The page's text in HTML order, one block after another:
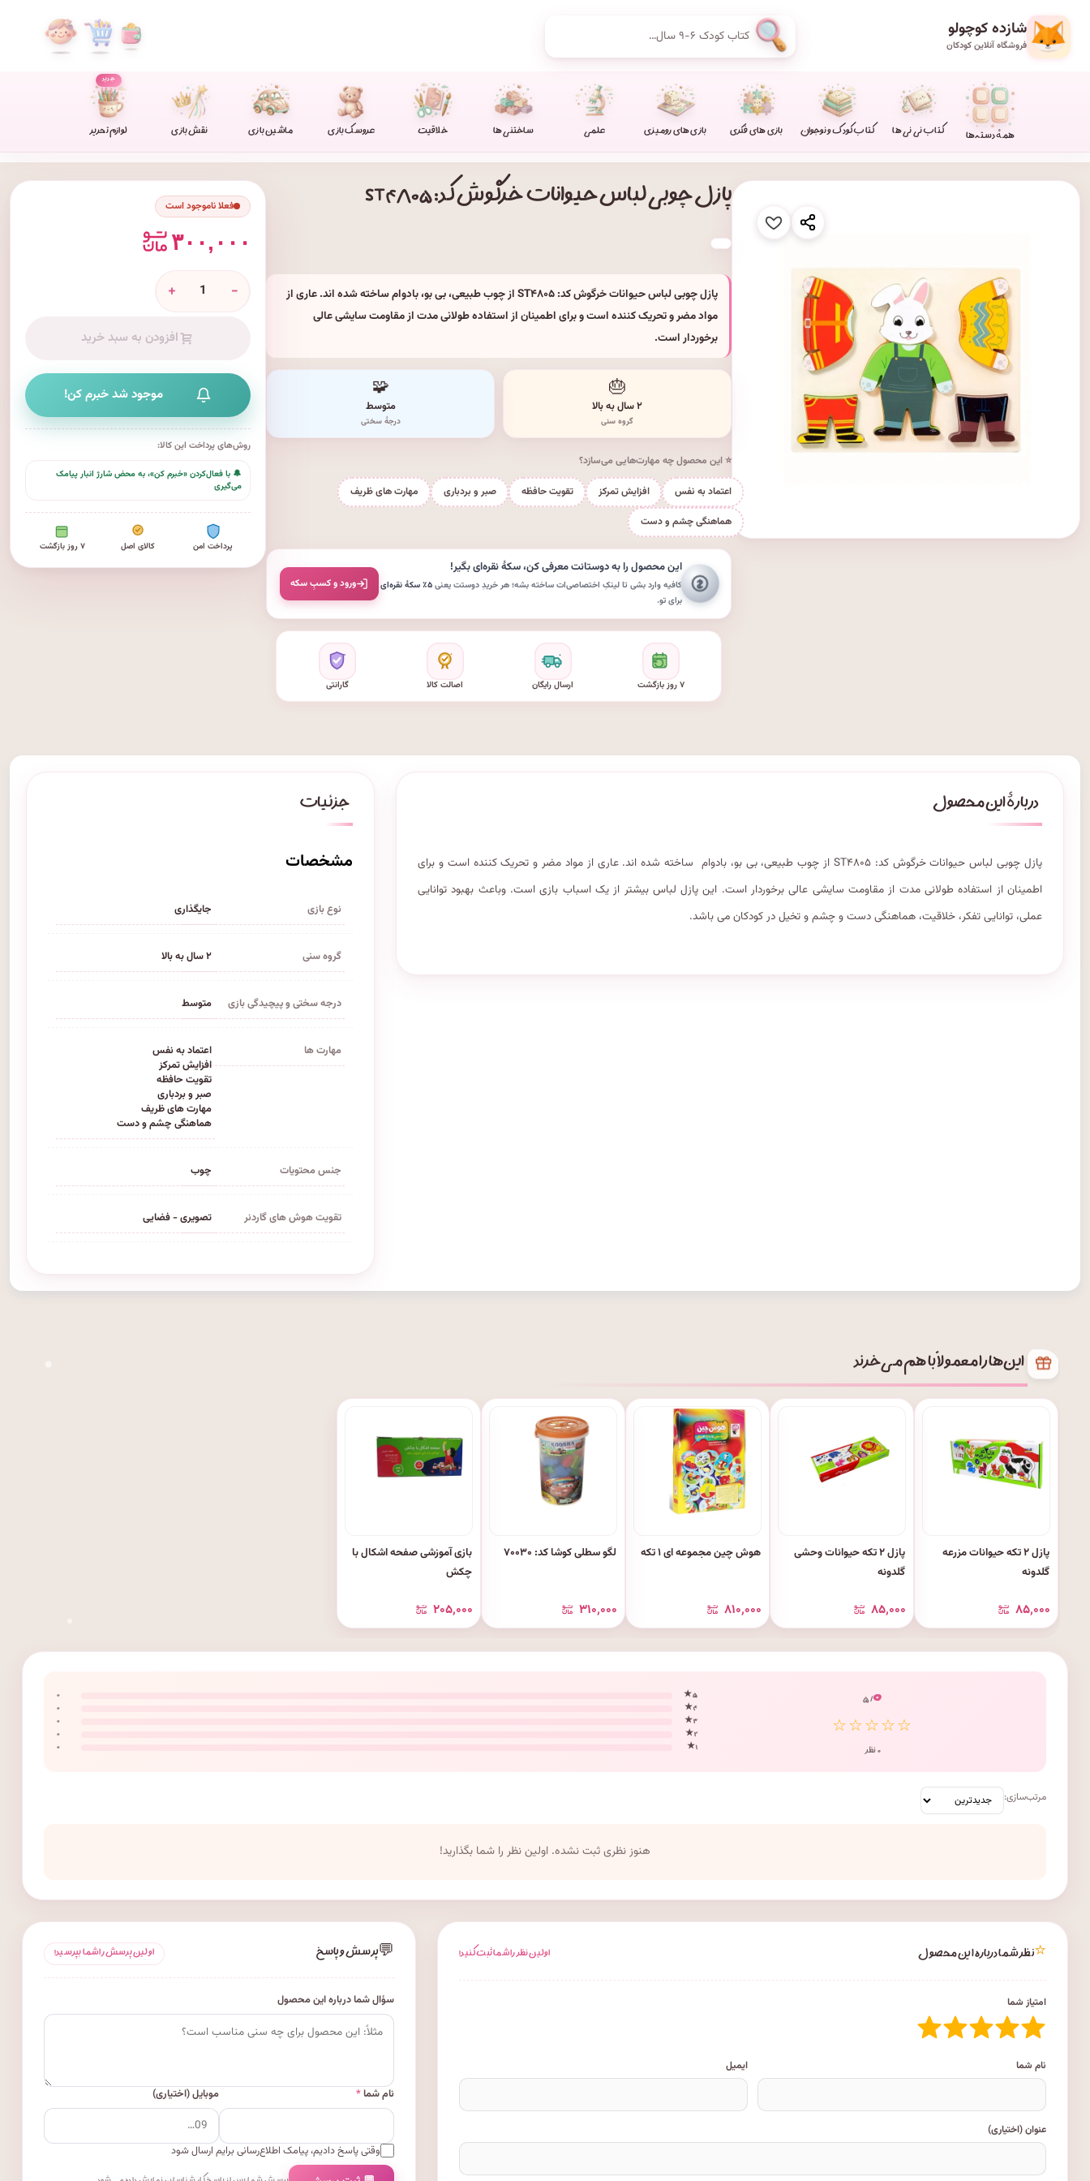
شازده کوچولو
فروشگاه آنلاین کودکان
همهٔ دسته‌ها کتاب نی نی ها کتاب کودک و نوجوان بازی های فکری بازی های رومیزی علمی ساختنی ها خلاقیت عروسک بازی ماشین بازی نقش بازی لوازم تحریر
جدید
پازل چوبی لباس حیوانات خرگوش کد: ST۴۸۰۵
پازل چوبی لباس حیوانات خرگوش کد: ST۴۸۰۵ از چوب طبیعی، بی بو، بادوام ساخته شده اند. عاری از
مواد مضر و تحریک کننده است و برای اطمینان از استفاده طولانی مدت از مقاومت سایشی عالی
برخوردار است.
🎂
۲ سال به بالا
گروه سنی
🧩
متوسط
درجهٔ سختی
⭐ این محصول چه مهارت‌هایی می‌سازد؟
اعتماد به نفس افزایش تمرکز تقویت حافظه صبر و بردباری مهارت های ظریف
هماهنگی چشم و دست
این محصول را به دوستانت معرفی کن،سکهٔ نقره‌ایبگیر!
کافیه وارد بشی تا لینکِ اختصاصی‌ات ساخته بشه؛ هر خریدِ دوستت یعنی۵٪ سکهٔ نقره‌ای
برای تو.
ورود و کسبِ سکه
۷ روز بازگشت ارسال رایگان اصالت کالا گارانتی
فعلا ناموجود است
۳۰۰,۰۰۰
-
+
افزودن به سبد خرید
موجود شد خبرم کن!
روش‌های پرداخت این کالا:
🔔 با فعال‌کردن «خبرم کن»، به محض شارژ انبار پیامک
می‌گیری
پرداخت امن کالای اصل ۷ روز بازگشت
پازل چوبی لباس حیوانات خرگوش کد: ST۴۸۰۵ از چوب طبیعی، بی بو، بادوام ساخته شده اند. عاری از مواد مضر و تحریک کننده است و برای
اطمینان از استفاده طولانی مدت از مقاومت سایشی عالی برخوردار است. این پازل لباس بیشتر از یک اسباب بازی است. وباعث بهبود توانایی
عملی، توانایی تفکر، خلاقیت، هماهنگی دست و چشم و تخیل در کودکان می باشد.
مشخصات
نوع بازی جایگذاری
گروه سنی ۲ سال به بالا
درجه سختی و پیچیدگی بازی متوسط
مهارت ها
اعتماد به نفس
افزایش تمرکز
تقویت حافظه
صبر و بردباری
مهارت های ظریف
هماهنگی چشم و دست
جنس محتویات چوب
تقویت هوش های گاردنر تصویری - فضایی
این‌ها را معمولاً با هم می‌خرند
پازل ۲ تکه حیوانات مزرعه
گلدونه
۸۵٬۰۰۰
پازل ۲ تکه حیوانات وحشی
گلدونه
۸۵٬۰۰۰
هوش چین مجموعه ای ۱ تکه
۸۱۰٬۰۰۰
لگو سطلی کوشا کد: ۷۰۰۳۰
۳۱۰٬۰۰۰
بازی آموزشی صفحه اشکال با
چکش
۲۰۵٬۰۰۰
۰/ ۵
☆☆☆☆☆
۰ نظر
۵ ★
۰
۴ ★
۰
۳ ★
۰
۲ ★
۰
۱ ★
۰
مرتب‌سازی:
هنوز نظری ثبت نشده. اولین نظر را شما بگذارید!
⭐نظر شما درباره این محصول اولین نظر را شما ثبت کنید!
امتیاز شما
نام شما ایمیل
عنوان (اختیاری)
💬پرسش و پاسخ اولین پرسش را شما بپرسید!
سؤال شما درباره این محصول
نام شما* موبایل (اختیاری)
وقتی پاسخ دادیم، پیامک اطلاع‌رسانی برایم ارسال شود